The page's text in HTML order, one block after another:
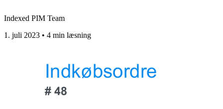
Indexed PIM Team
1. juli 2023 • 4 min læsning